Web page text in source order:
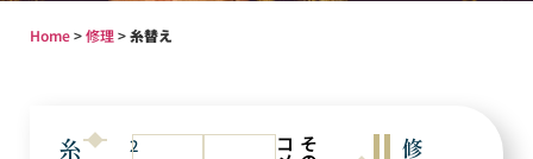
Home>修理>糸替え
糸
2
コ そ
修